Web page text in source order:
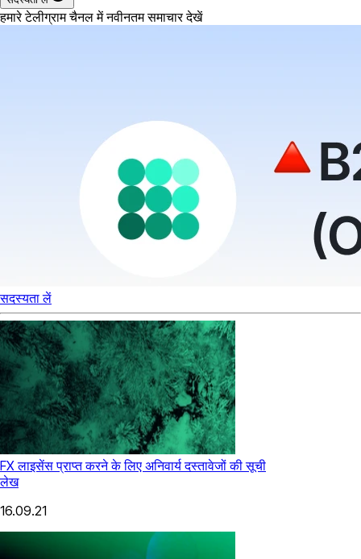
हमारे टेलीग्राम चैनल में नवीनतम समाचार देखें
सदस्यता लें
FX लाइसेंस प्राप्त करने के लिए अनिवार्य दस्तावेजों की सूची
लेख
16.09.21